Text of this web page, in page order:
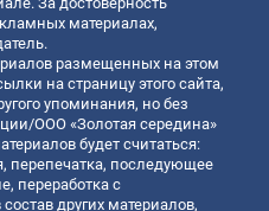
материалах,
размещенных на этом
на страницу этого сайта,
упоминания, но без
ООО «Золотая середина»
будет считаться:
перепечатка, последующее
переработка с
других материалов,